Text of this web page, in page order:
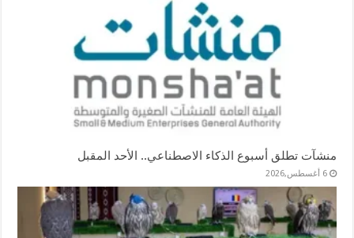
منشآت تطلق أسبوع الذكاء الاصطناعي.. الأحد المقبل
6 أغسطس,2026